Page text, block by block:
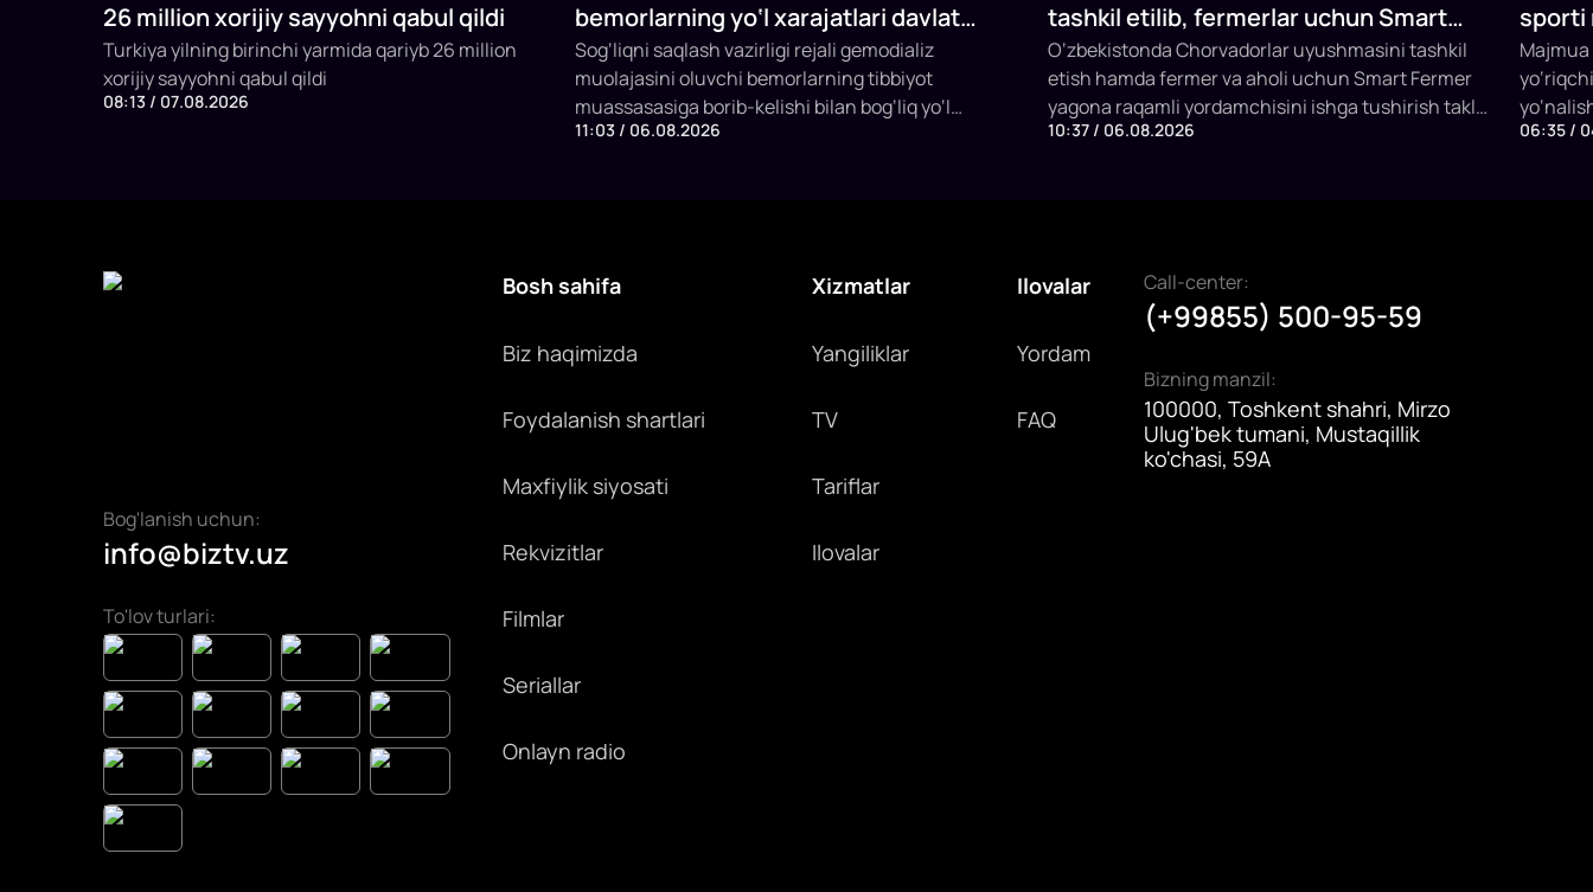
26 million xorijiy sayyohni qabul qildi
Turkiya yilning birinchi yarmida qariyb 26 million
xorijiy sayyohni qabul qildi
08:13 / 07.08.2026
bemorlarning yo‘l xarajatlari davlat
budjeti hisobidan qoplab berilishi
mumkin
Sog‘liqni saqlash vazirligi rejali gemodializ
muolajasini oluvchi bemorlarning tibbiyot
muassasasiga borib-kelishi bilan bog‘liq yo‘l
xarajatlarini davlat budjeti hisobidan qoplashning
11:03 / 06.08.2026
tashkil etilib, fermerlar uchun Smart
Fermer sun’iy intellektli platformasi
ishga tushiriladi
O‘zbekistonda Chorvadorlar uyushmasini tashkil
etish hamda fermer va aholi uchun Smart Fermer
yagona raqamli yordamchisini ishga tushirish taklif
etildi. Platforma chorva mollarini identifikatsiya
10:37 / 06.08.2026
sporti
Majmua
bir
06:35 /
Bog'lanish uchun:
info@biztv.uz
To'lov turlari:
Bosh sahifa
Biz haqimizda
Foydalanish shartlari
Maxfiylik siyosati
Rekvizitlar
Filmlar
Seriallar
Onlayn radio
Xizmatlar
Yangiliklar
TV
Tariflar
Ilovalar
Ilovalar
Yordam
FAQ
Call-center:
(+99855) 500-95-59
Bizning manzil:
100000, Toshkent shahri, Mirzo
Ulug'bek tumani, Mustaqillik
ko'chasi, 59A